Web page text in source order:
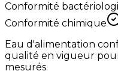
Conformité
Conformité chimique
Eau d'alimentation
qualité en vigueur
mesurés.